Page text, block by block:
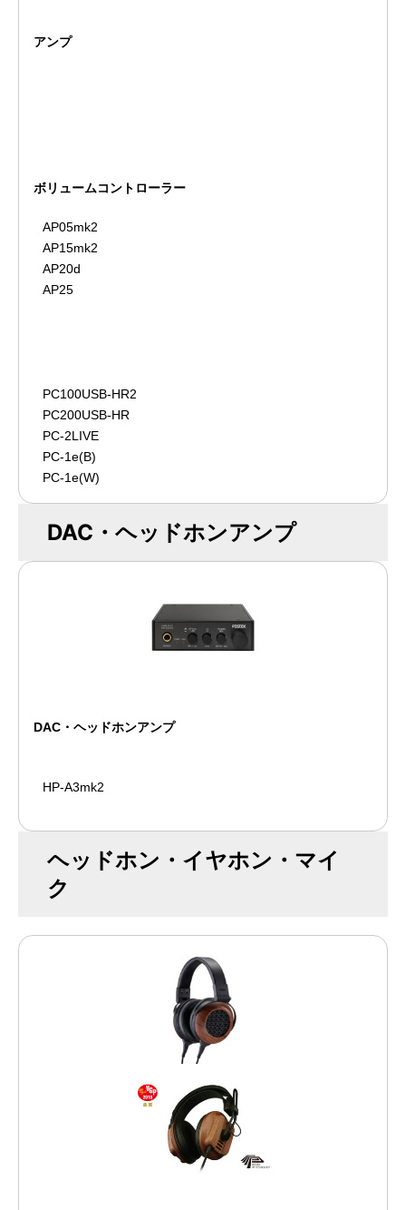
アンプ
ボリュームコントローラー
AP05mk2
AP15mk2
AP20d
AP25
PC100USB-HR2
PC200USB-HR
PC-2LIVE
PC-1e(B)
PC-1e(W)
DAC・ヘッドホンアンプ
DAC・ヘッドホンアンプ
HP-A3mk2
ヘッドホン・イヤホン・マイ
ク